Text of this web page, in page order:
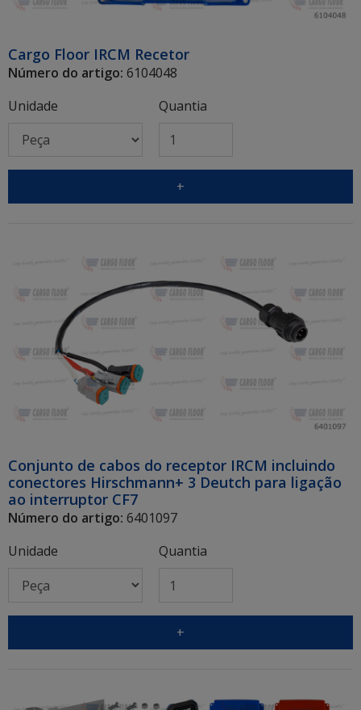
Cargo Floor IRCM Recetor
Número do artigo: 6104048
Unidade
Quantia
+
Conjunto de cabos do receptor IRCM incluindo
conectores Hirschmann+ 3 Deutch para ligação
ao interruptor CF7
Número do artigo: 6401097
Unidade
Quantia
+